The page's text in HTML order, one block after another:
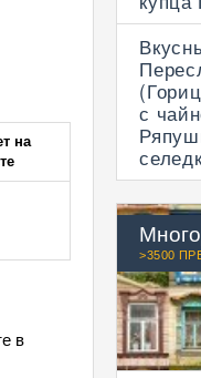
на
в
с
>3500